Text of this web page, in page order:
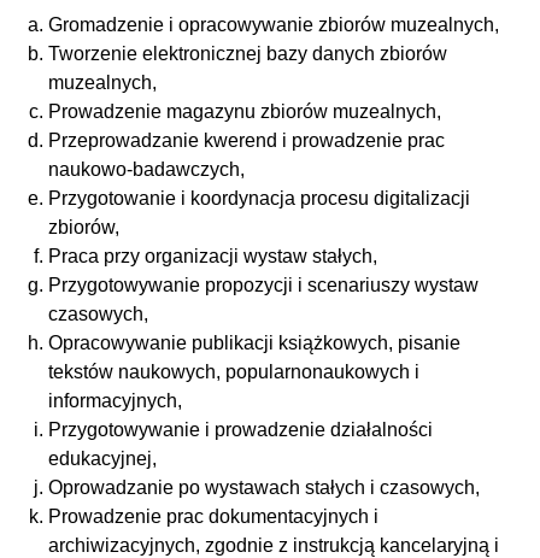
Gromadzenie i opracowywanie zbiorów muzealnych,
Tworzenie elektronicznej bazy danych zbiorów
muzealnych,
Prowadzenie magazynu zbiorów muzealnych,
Przeprowadzanie kwerend i prowadzenie prac
naukowo-badawczych,
Przygotowanie i koordynacja procesu digitalizacji
zbiorów,
Praca przy organizacji wystaw stałych,
Przygotowywanie propozycji i scenariuszy wystaw
czasowych,
Opracowywanie publikacji książkowych, pisanie
tekstów naukowych, popularnonaukowych i
informacyjnych,
Przygotowywanie i prowadzenie działalności
edukacyjnej,
Oprowadzanie po wystawach stałych i czasowych,
Prowadzenie prac dokumentacyjnych i
archiwizacyjnych, zgodnie z instrukcją kancelaryjną i